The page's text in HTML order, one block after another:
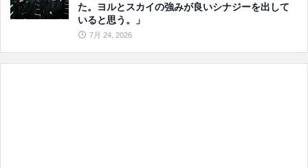
た。ヨルとスカイの強みが良いシナジーを出して
いると思う。」
7月 24, 2026